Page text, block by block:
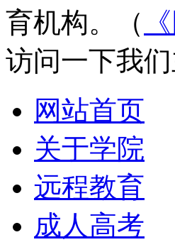
育机构。（
访问一下我
网站首页
关于学院
远程教育
成人高考